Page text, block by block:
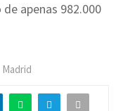
apenas 982.000